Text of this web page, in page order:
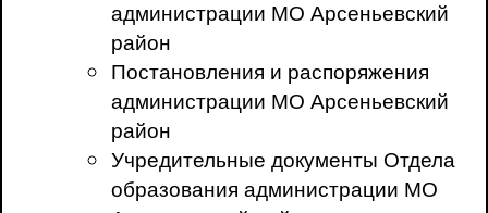
администрации МО Арсеньевский
район
Постановления и распоряжения
администрации МО Арсеньевский
район
Учредительные документы Отдела
образования администрации МО